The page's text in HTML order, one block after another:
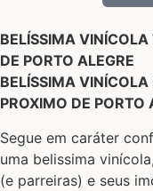
BELÍSSIMA
DE PORTO ALEGRE
BELÍSSIMA
PROXIMO DE PORTO
Segue em caráter
uma belissima
(e parreiras) e seus